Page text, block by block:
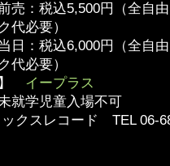
売：税込5,500円（全自
代必要）
円（全自由、
代必要）
】 イープラス
就学児童入場不可
ックスレコード TEL 06-